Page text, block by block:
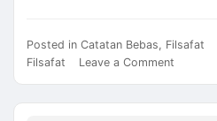
Posted in Catatan Bebas, Filsafat
Filsafat
Leave a Comment